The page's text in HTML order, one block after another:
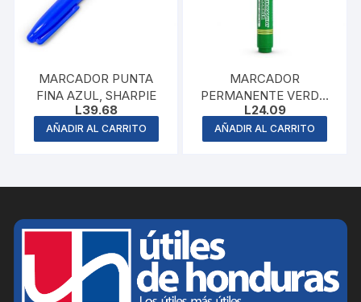
MARCADOR PUNTA
FINA AZUL, SHARPIE
L39.68
AÑADIR AL CARRITO
MARCADOR
PERMANENTE VERDE,
PENTEL
L24.09
AÑADIR AL CARRITO